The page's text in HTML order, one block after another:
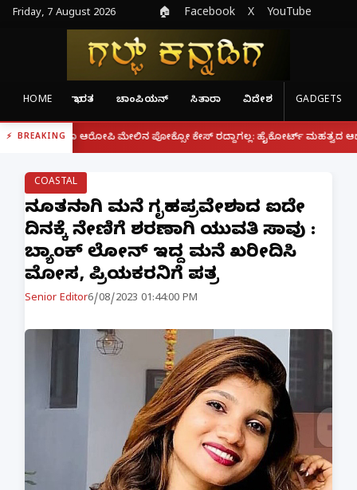
Friday, 7 August 2026 🏠 Facebook X YouTube
HOME ಭಾರತ ಚಾಂಪಿಯನ್ ಸಿತಾರಾ ವಿದೇಶ GADGETS
BREAKING
ಆರೋಪಿ ಮೇಲಿನ ಪೋಕ್ಸೋ ಕೇಸ್ ರದ್ದಾಗಲ್ಲ: ಹೈಕೋರ್ಟ್ ಮಹತ್ವದ ಆದೇಶ | ಫೋನ್
COASTAL
ನೂತನವಾಗಿ ಮನೆ ಗೃಹಪ್ರವೇಶವಾದ ಐದೇ
ದಿನಕ್ಕೆ ನೇಣಿಗೆ ಶರಣಾಗಿ ಯುವತಿ ಸಾವು :
ಬ್ಯಾಂಕ್ ಲೋನ್ ಇದ್ದ ಮನೆ ಖರೀದಿಸಿ
ಮೋಸ, ಪ್ರಿಯಕರನಿಗೆ ಪತ್ರ
Senior Editor6/08/2023 01:44:00 PM